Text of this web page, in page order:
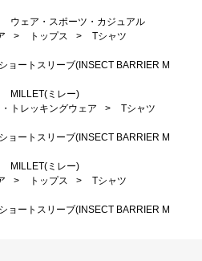
ウェア・スポーツ・カジュアル
> トップス >
Tシャツ
ョートスリーブ(INSECT BARRIER M
MILLET(ミレー)
トレッキングウェア >
Tシャツ
ョートスリーブ(INSECT BARRIER M
MILLET(ミレー)
> トップス >
Tシャツ
ョートスリーブ(INSECT BARRIER M